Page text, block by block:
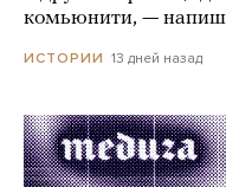
комьюнити, —
ИСТОРИИ 13 дней назад